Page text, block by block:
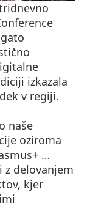
izkazala
v regiji.
naše
oziroma
…
delovanjem
kjer